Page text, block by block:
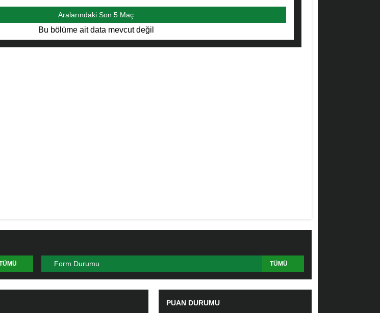
Aralarındaki Son 5 Maç
Bu bölüme ait data mevcut değil
Form Durumu TÜMÜ
PUAN DURUMU